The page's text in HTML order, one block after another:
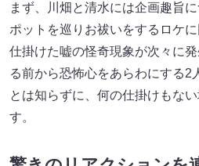
まず、川畑と清水には企画趣旨
ポットを巡りお祓いをするロケ
仕掛けた嘘の怪奇現象が次々に
る前から恐怖心をあらわにする2
とは知らずに、何の仕掛けもな
す。